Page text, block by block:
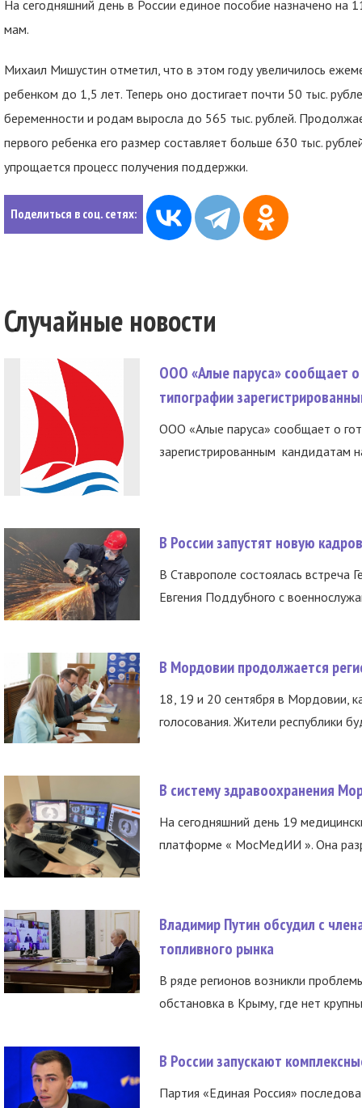
На сегодняшний день в России единое пособие назначено на
мам.
Михаил Мишустин отметил, что в этом году увеличилось
ребенком до 1,5 лет. Теперь оно достигает почти 50 тыс.
беременности и родам выросла до 565 тыс. рублей.
первого ребенка его размер составляет больше 630 тыс.
упрощается процесс получения поддержки.
Поделиться в соц. сетях:
Случайные новости
ООО «Алые паруса» сообщает о
типографии
ООО «Алые паруса» сообщает о
зарегистрированным кандидатам
В России запустят новую
В Ставрополе состоялась встреча
Евгения Поддубного с
В Мордовии продолжается
18, 19 и 20 сентября в Мордовии,
голосования. Жители республики
В систему здравоохранения
На сегодняшний день 19
платформе « МосМедИИ ». Она
Владимир Путин обсудил с
топливного рынка
В ряде регионов возникли
обстановка в Крыму, где нет
В России запускают
Партия «Единая Россия»